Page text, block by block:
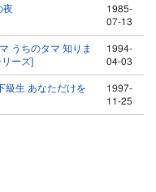
夜
1985-
07-13
うちのタマ 知りま
ーズ]
1994-
04-03
級生 あなただけを
1997-
11-25